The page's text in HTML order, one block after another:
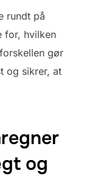
rundt på
for, hvilken
gør
og sikrer, at
og